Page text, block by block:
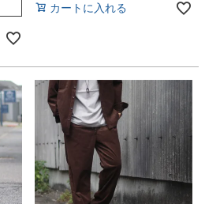
カートに入れる